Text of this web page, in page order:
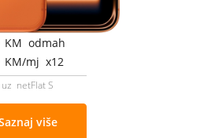
KM odmah
KM/mj x12
uz netFlat S
više